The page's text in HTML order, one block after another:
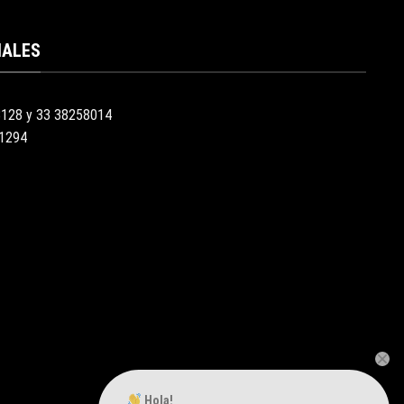
y 33 38258014
Hola!